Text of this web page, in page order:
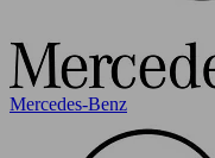
Mercedes-Benz